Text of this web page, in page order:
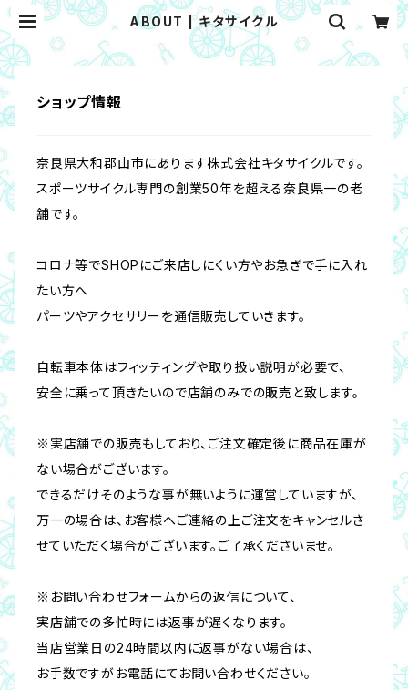
ABOUT | キタサイクル
ショップ情報
奈良県大和郡山市にあります株式会社キタサイクルです。
スポーツサイクル専門の創業50年を超える奈良県一の老
舗です。
コロナ等でSHOPにご来店しにくい方やお急ぎで手に入れ
たい方へ
パーツやアクセサリーを通信販売していきます。
自転車本体はフィッティングや取り扱い説明が必要で、
安全に乗って頂きたいので店舗のみでの販売と致します。
※実店舗での販売もしており、ご注文確定後に商品在庫が
ない場合がございます。
できるだけそのような事が無いように運営していますが、
万一の場合は、お客様へご連絡の上ご注文をキャンセルさ
せていただく場合がございます。ご了承くださいませ。
※お問い合わせフォームからの返信について、
実店舗での多忙時には返事が遅くなります。
当店営業日の24時間以内に返事がない場合は、
お手数ですがお電話にてお問い合わせください。